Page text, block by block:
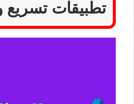
تطبيقات تسريع